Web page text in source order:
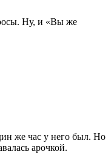
Ну, и «Вы же
же час у него был. Но
арочкой.